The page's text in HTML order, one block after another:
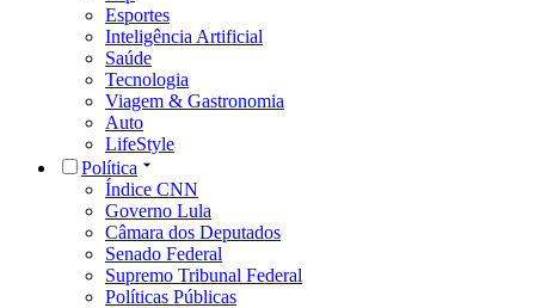
Esportes
Inteligência Artificial
Saúde
Tecnologia
Viagem & Gastronomia
Auto
LifeStyle
Política
Índice CNN
Governo Lula
Câmara dos Deputados
Senado Federal
Supremo Tribunal Federal
Políticas Públicas